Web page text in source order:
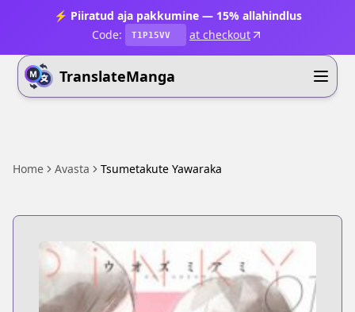
⚡ Piiratud aja pakkumine — 15% allahindlus
Code:
T1P15VV at checkout
TranslateManga
Home Avasta Tsumetakute Yawaraka